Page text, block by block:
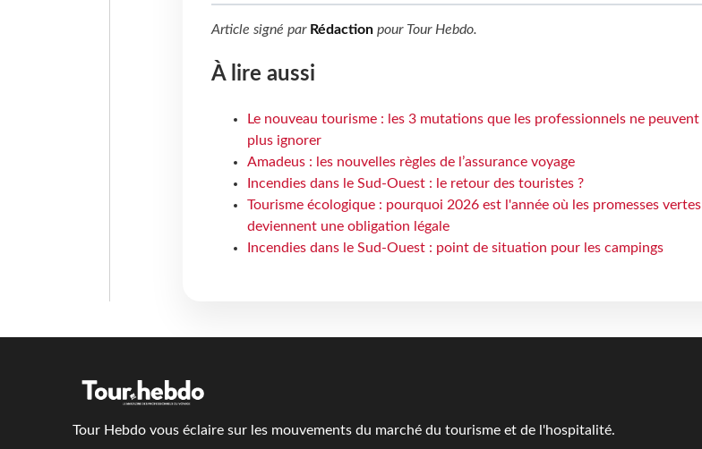
Article signé par Rédactionpour Tour Hebdo.
À lire aussi
Le nouveau tourisme : les 3 mutations que les professionnels ne peuvent
plus ignorer
Amadeus : les nouvelles règles de l’assurance voyage
Incendies dans le Sud-Ouest : le retour des touristes ?
Tourisme écologique : pourquoi 2026 est l'année où les promesses vertes
deviennent une obligation légale
Incendies dans le Sud-Ouest : point de situation pour les campings
Tour Hebdo vous éclaire sur les mouvements du marché du tourisme et de l'hospitalité.